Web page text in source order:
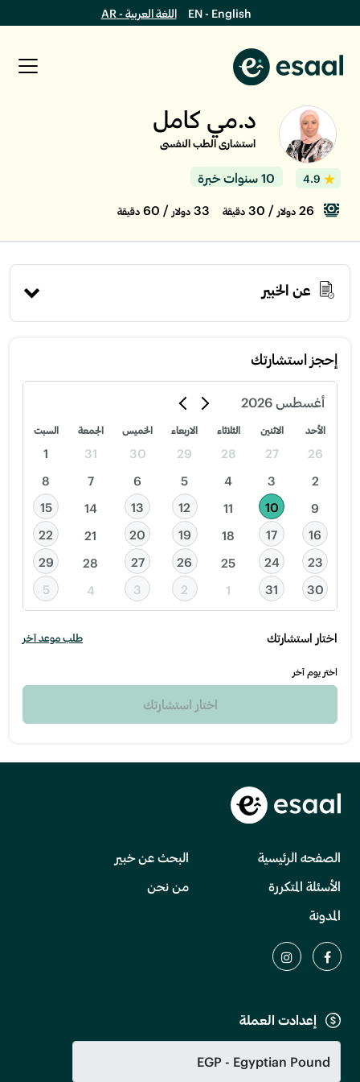
EN - English اللغة العربية - AR
د.مي كامل
استشارى الطب النفسى
4.9 10 سنوات خبرة
26 دولار / 30 دقيقة دولار / 60 دقيقة
عن الخبير
إحجز استشارتك
أغسطس 2026
الأحد الاثنين الثلاثاء الاربعاء الخميس الجمعة السبت
26
27
28
29
30
31
1
2
3
4
5
6
7
8
9
10
11
12
13
14
15
16
17
18
19
20
21
22
23
24
25
26
27
28
29
30
31
1
2
3
4
5
اختار استشارتك طلب موعد آخر
اختر يوم آخر
اختار استشارتك
الصفحه الرئيسية
البحث عن خبير
الأسئلة المتكررة
من نحن
المدونة
إعدادت العملة